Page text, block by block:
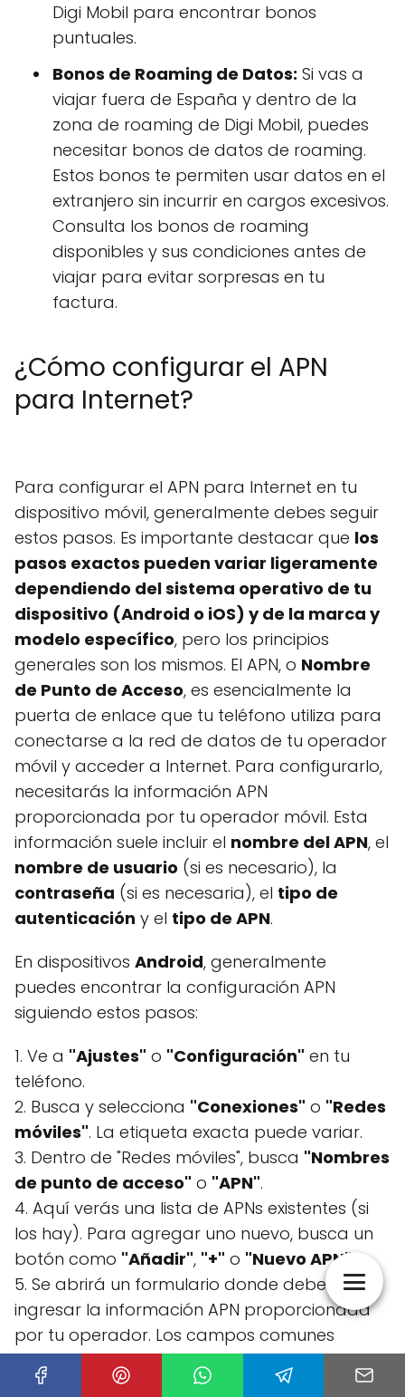
Digi Mobil para encontrar bonos
puntuales.
Bonos de Roaming de Datos: Si vas a
viajar fuera de España y dentro de la
zona de roaming de Digi Mobil, puedes
necesitar bonos de datos de roaming.
Estos bonos te permiten usar datos en el
extranjero sin incurrir en cargos excesivos.
Consulta los bonos de roaming
disponibles y sus condiciones antes de
viajar para evitar sorpresas en tu
factura.
¿Cómo configurar el APN
para Internet?
Para configurar el APN para Internet en tu
dispositivo móvil, generalmente debes seguir
estos pasos. Es importante destacar que los
pasos exactos pueden variar ligeramente
dependiendo del sistema operativo de tu
dispositivo (Android o iOS) y de la marca y
modelo específico, pero los principios
generales son los mismos. El APN, o Nombre
de Punto de Acceso, es esencialmente la
puerta de enlace que tu teléfono utiliza para
conectarse a la red de datos de tu operador
móvil y acceder a Internet. Para configurarlo,
necesitarás la información APN
proporcionada por tu operador móvil. Esta
información suele incluir el nombre del APN, el
nombre de usuario (si es necesario), la
contraseña (si es necesaria), el tipo de
autenticación y el tipo de APN.
En dispositivos Android, generalmente
puedes encontrar la configuración APN
siguiendo estos pasos:
1. Ve a "Ajustes" o "Configuración" en tu
teléfono.
2. Busca y selecciona "Conexiones" o "Redes
móviles". La etiqueta exacta puede variar.
3. Dentro de "Redes móviles", busca "Nombres
de punto de acceso" o "APN".
4. Aquí verás una lista de APNs existentes (si
los hay). Para agregar uno nuevo, busca un
botón como "Añadir", "+" o "Nuevo APN"
5. Se abrirá un formulario donde debes
ingresar la información APN proporcionada
por tu operador. Los campos comunes
incluyen:
Nombre
: Puedes poner un nombre